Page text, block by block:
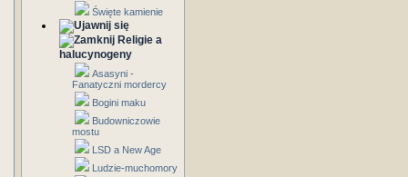
Święte kamienie
Religie a
halucynogeny
Asasyni -
Fanatyczni mordercy
Bogini maku
Budowniczowie
mostu
LSD a New Age
Ludzie-muchomory